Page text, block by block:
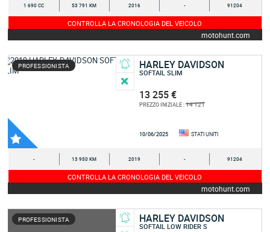
1 690 CC 53 791 KM 2016 - 91204
CONTROLLA LA CRONOLOGIA DEL VEICOLO
motohunt.com
PROFESSIONISTA HARLEY DAVIDSON
SOFTAIL SLIM
13 255 €
PREZZO INIZIALE :14 121
10/06/2025 STATI UNITI
- 13 950 KM 2019 - 91204
CONTROLLA LA CRONOLOGIA DEL VEICOLO
motohunt.com
PROFESSIONISTA HARLEY DAVIDSON
SOFTAIL LOW RIDER S